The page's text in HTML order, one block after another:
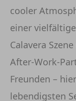
cooler
einer
Calavera
After-Work-
Freunden –
lebendigsten